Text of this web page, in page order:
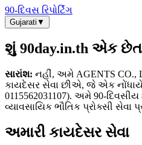
90-દિવસ રિપોર્ટિંગ
Gujarati ▼
શું 90day.in.th એક
સારાંશ: નહીં, અમે AGENTS CO.,
કાયદેસર સેવા છીએ, જે એક
0115562031107). અમે 90-દિવસીય
વ્યાવસાયિક ભૌતિક પ્રોક્સી સેવા
અમારી કાયદેસર સેવા